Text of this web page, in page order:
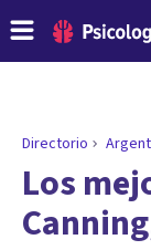
ENCONTRAR
Responde a
Directorio
Los